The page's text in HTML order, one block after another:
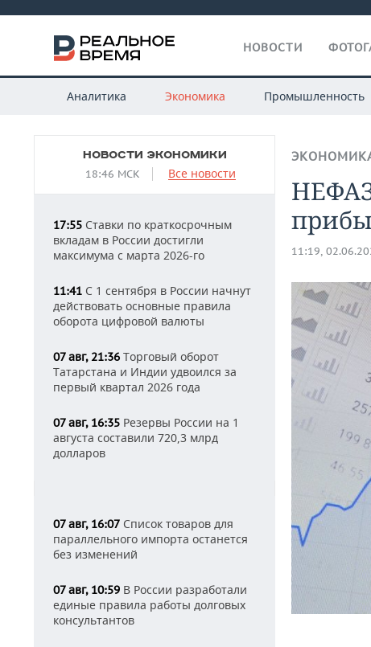
НОВОСТИ
Аналитика Экономика Промышленность
НОВОСТИ ЭКОНОМИКИ
18:46 МСК Все новости
17:55 Ставки по краткосрочным
вкладам в России достигли
максимума с марта 2026-го
11:41 С 1 сентября в России начнут
действовать основные правила
оборота цифровой валюты
07 авг, 21:36 Торговый оборот
Татарстана и Индии удвоился за
первый квартал 2026 года
07 авг, 16:35 Резервы России на 1
августа составили 720,3 млрд
долларов
07 авг, 16:07 Список товаров для
параллельного импорта останется
без изменений
07 авг, 10:59 В России разработали
единые правила работы долговых
консультантов
11:19,